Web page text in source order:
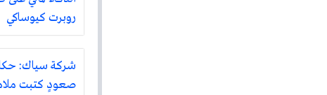
روبرت كيوساكي
شركة سياك:
صعودٍ كتبت